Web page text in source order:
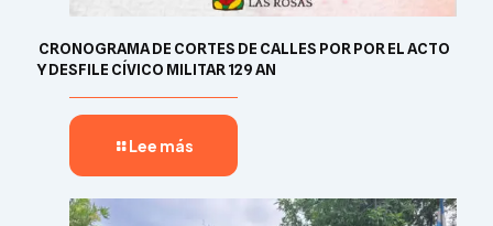
​ CRONOGRAMA DE CORTES DE CALLES POR POR EL ACTO
Y DESFILE CÍVICO MILITAR 129 AN
Lee más